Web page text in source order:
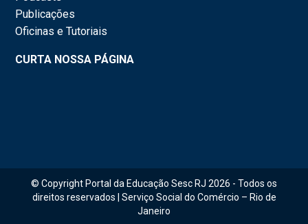
Publicações
Oficinas e Tutoriais
CURTA NOSSA PÁGINA
© Copyright Portal da Educação Sesc RJ 2026 - Todos os
direitos reservados | Serviço Social do Comércio – Rio de
Janeiro